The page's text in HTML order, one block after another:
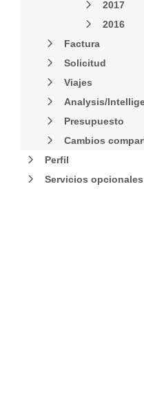
2017
2016
Factura
Solicitud
Viajes
Analysis/
Presupuesto
Cambios
Perfil
Servicios